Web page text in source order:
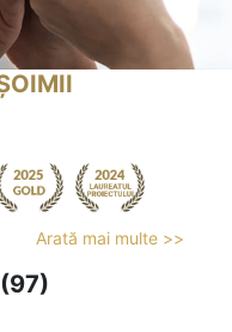
Arată mai multe >>
(97)